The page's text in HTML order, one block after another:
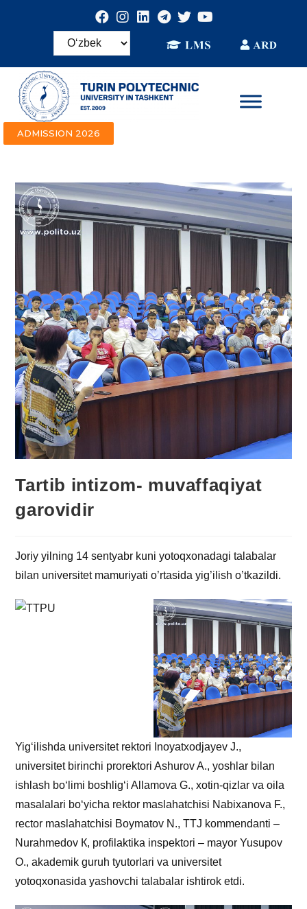
ADMISSION 2026
Tartib intizom- muvaffaqiyat
garovidir
Joriy yilning 14 sentyabr kuni yotoqxonadagi talabalar
bilan universitet mamuriyati o’rtasida yig’ilish o’tkazildi.
Yig‘ilishda universitet rektori Inoyatxodjayev J.,
universitet birinchi prorektori Ashurov A., yoshlar bilan
ishlash bo‘limi boshlig‘i Allamova G., xotin-qizlar va oila
masalalari bo‘yicha rektor maslahatchisi Nabixanova F.,
rector maslahatchisi Boymatov N., TTJ kommendanti –
Nurahmedov К, profilaktika inspektori – mayor Yusupov
O., akademik guruh tyutorlari va universitet
yotoqxonasida yashovchi talabalar ishtirok etdi.